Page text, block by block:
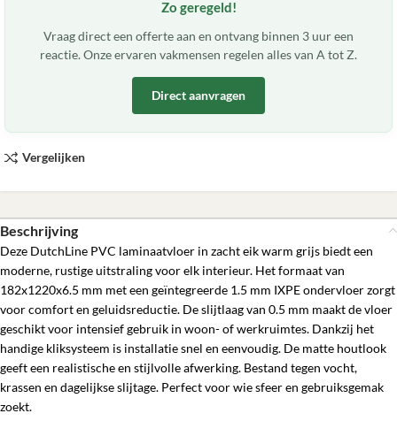
Zo geregeld!
Vraag direct een offerte aan en ontvang binnen 3 uur een
reactie. Onze ervaren vakmensen regelen alles van A tot Z.
Direct aanvragen
Vergelijken
Beschrijving
Deze DutchLine PVC laminaatvloer in zacht eik warm grijs biedt een
moderne, rustige uitstraling voor elk interieur. Het formaat van
182x1220x6.5 mm met een geïntegreerde 1.5 mm IXPE ondervloer zorgt
voor comfort en geluidsreductie. De slijtlaag van 0.5 mm maakt de vloer
geschikt voor intensief gebruik in woon- of werkruimtes. Dankzij het
handige kliksysteem is installatie snel en eenvoudig. De matte houtlook
geeft een realistische en stijlvolle afwerking. Bestand tegen vocht,
krassen en dagelijkse slijtage. Perfect voor wie sfeer en gebruiksgemak
zoekt.